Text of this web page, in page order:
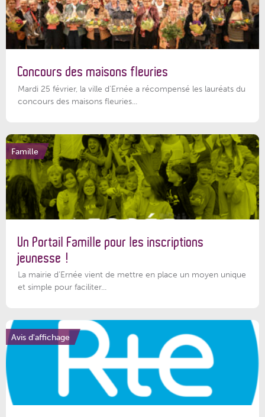
Concours des maisons fleuries
Mardi 25 février, la ville d'Ernée a récompensé les lauréats du
concours des maisons fleuries...
Famille
Un Portail Famille pour les inscriptions
jeunesse !
La mairie d’Ernée vient de mettre en place un moyen unique
et simple pour faciliter...
Avis d'affichage